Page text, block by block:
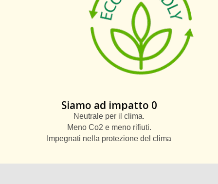
Siamo ad impatto 0
Neutrale per il clima.
Meno Co2 e meno rifiuti.
Impegnati nella protezione del clima